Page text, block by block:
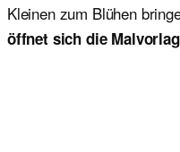
Kleinen zum Blühen
öffnet sich die